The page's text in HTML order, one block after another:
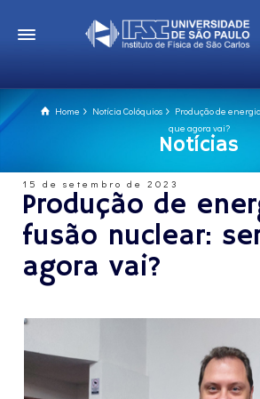
Home Notícia Colóquios
Produção de
que agora vai?
Notícias
15 de setembro de 2023
Produção de
fusão nuclear:
agora vai?